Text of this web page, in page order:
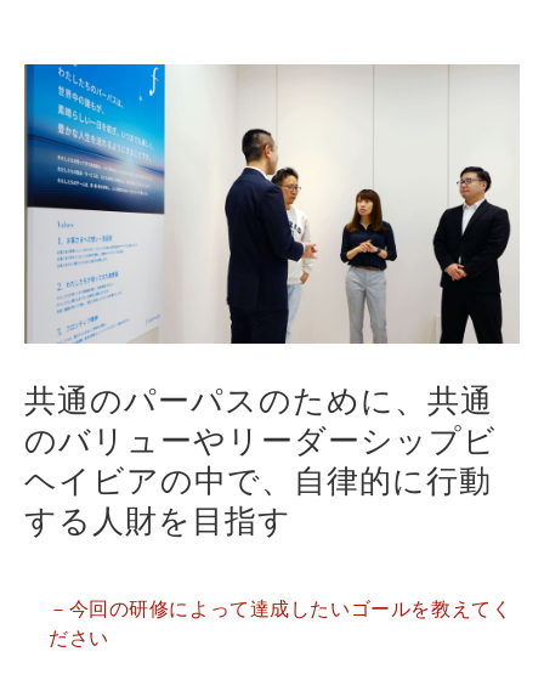
共通のパーパスのために、共通
のバリューやリーダーシップビ
ヘイビアの中で、自律的に行動
する人財を目指す
－今回の研修によって達成したいゴールを教えてく
ださい